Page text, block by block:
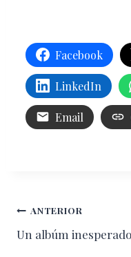
Facebook
LinkedIn
Email
Navegación
de
ANTERIOR
Un albúm inesperado